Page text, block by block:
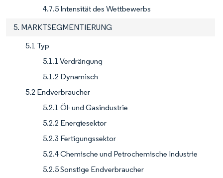
4.7.5 Intensität des Wettbewerbs
5. MARKTSEGMENTIERUNG
5.1 Typ
5.1.1 Verdrängung
5.1.2 Dynamisch
5.2 Endverbraucher
5.2.1 Öl- und Gasindustrie
5.2.2 Energiesektor
5.2.3 Fertigungssektor
5.2.4 Chemische und Petrochemische Industrie
5.2.5 Sonstige Endverbraucher